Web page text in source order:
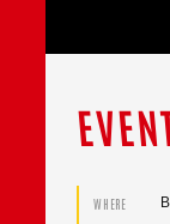
WHERE